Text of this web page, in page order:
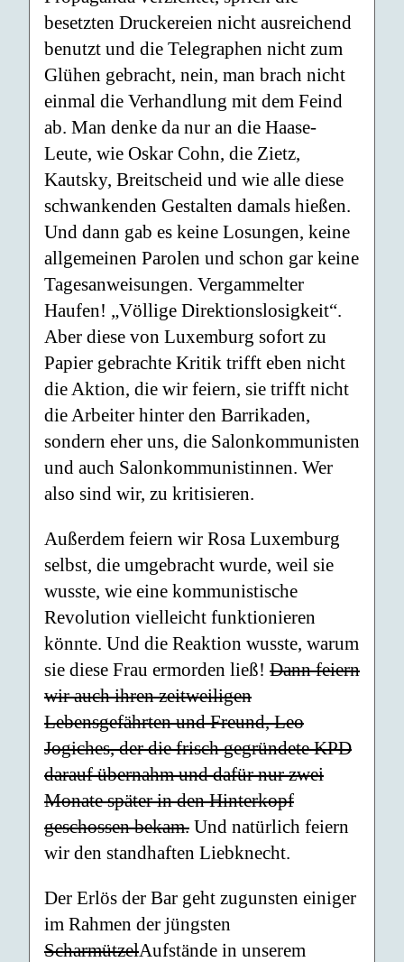
besetzten Druckereien nicht ausreichend
benutzt und die Telegraphen nicht zum
Glühen gebracht, nein, man brach nicht
einmal die Verhandlung mit dem Feind
ab. Man denke da nur an die Haase-
Leute, wie Oskar Cohn, die Zietz,
Kautsky, Breitscheid und wie alle diese
schwankenden Gestalten damals hießen.
Und dann gab es keine Losungen, keine
allgemeinen Parolen und schon gar keine
Tagesanweisungen. Vergammelter
Haufen! „Völlige Direktionslosigkeit“.
Aber diese von Luxemburg sofort zu
Papier gebrachte Kritik trifft eben nicht
die Aktion, die wir feiern, sie trifft nicht
die Arbeiter hinter den Barrikaden,
sondern eher uns, die Salonkommunisten
und auch Salonkommunistinnen. Wer
also sind wir, zu kritisieren.
Außerdem feiern wir Rosa Luxemburg
selbst, die umgebracht wurde, weil sie
wusste, wie eine kommunistische
Revolution vielleicht funktionieren
könnte. Und die Reaktion wusste, warum
sie diese Frau ermorden ließ! Dann feiern
wir auch ihren zeitweiligen
Lebensgefährten und Freund, Leo
Jogiches, der die frisch gegründete KPD
darauf übernahm und dafür nur zwei
Monate später in den Hinterkopf
geschossen bekam. Und natürlich feiern
wir den standhaften Liebknecht.
Der Erlös der Bar geht zugunsten einiger
im Rahmen der jüngsten
ScharmützelAufstände in unserem